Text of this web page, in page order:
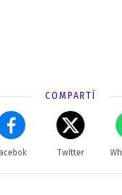
COMPARTÍ
Twitter